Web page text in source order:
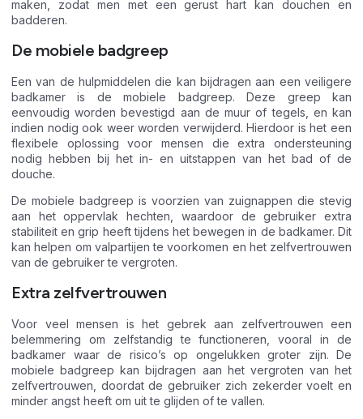
maken, zodat men met een gerust hart kan douchen en
badderen.
De mobiele badgreep
Een van de hulpmiddelen die kan bijdragen aan een veiligere
badkamer is de mobiele badgreep. Deze greep kan
eenvoudig worden bevestigd aan de muur of tegels, en kan
indien nodig ook weer worden verwijderd. Hierdoor is het een
flexibele oplossing voor mensen die extra ondersteuning
nodig hebben bij het in- en uitstappen van het bad of de
douche.
De mobiele badgreep is voorzien van zuignappen die stevig
aan het oppervlak hechten, waardoor de gebruiker extra
stabiliteit en grip heeft tijdens het bewegen in de badkamer. Dit
kan helpen om valpartijen te voorkomen en het zelfvertrouwen
van de gebruiker te vergroten.
Extra zelfvertrouwen
Voor veel mensen is het gebrek aan zelfvertrouwen een
belemmering om zelfstandig te functioneren, vooral in de
badkamer waar de risico’s op ongelukken groter zijn. De
mobiele badgreep kan bijdragen aan het vergroten van het
zelfvertrouwen, doordat de gebruiker zich zekerder voelt en
minder angst heeft om uit te glijden of te vallen.